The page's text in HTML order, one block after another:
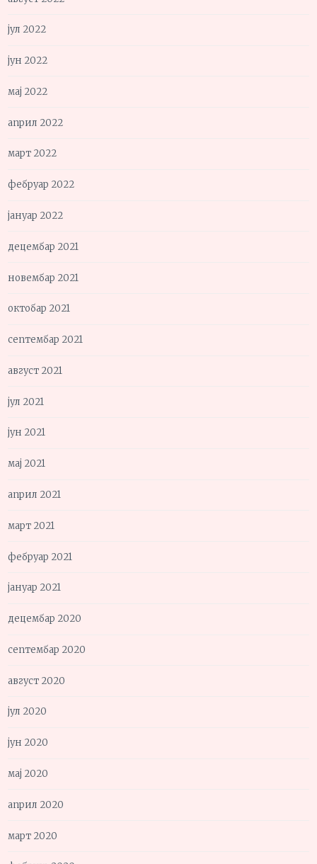
јул 2022
јун 2022
мај 2022
април 2022
март 2022
фебруар 2022
јануар 2022
децембар 2021
новембар 2021
октобар 2021
септембар 2021
август 2021
јул 2021
јун 2021
мај 2021
април 2021
март 2021
фебруар 2021
јануар 2021
децембар 2020
септембар 2020
август 2020
јул 2020
јун 2020
мај 2020
април 2020
март 2020